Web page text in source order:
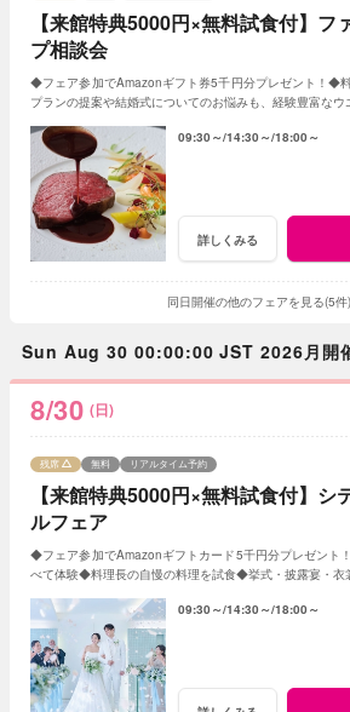
【来館特典5000円×無料試食付】フ
プ相談会
◆フェア参加でAmazonギフト券5千円分プレゼント！◆
プランの提案や結婚式についてのお悩みも、経験豊富なウ
09:30～ 14:30～ 18:00～
詳しくみる
同日開催の他のフェアを見る(5件)
Sun Aug 30 00:00:00 JST 2026月開
8/30 (日)
【来館特典5000円×無料試食付】シ
ルフェア
残席 無料 リアルタイム予約
◆フェア参加でAmazonギフトカード5千円分プレゼント
べて体験◆料理長の自慢の料理を試食◆挙式・披露宴・衣
09:30～ 14:30～ 18:00～